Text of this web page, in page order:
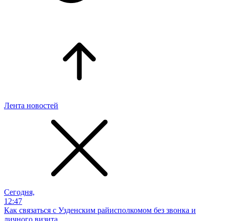
Лента новостей
Сегодня,
12:47
Как связаться с Узденским райисполкомом без звонка и
личного визита